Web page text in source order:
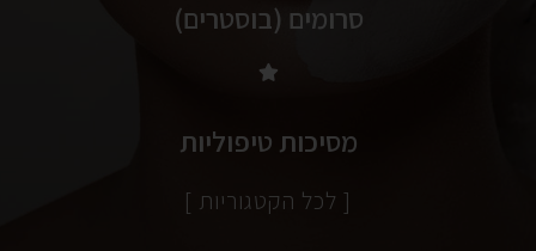
סרומים (בוסטרים)
מסיכות טיפוליות
[ לכל הקטגוריות ]